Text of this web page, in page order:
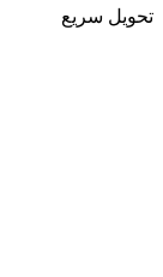
تحویل سریع